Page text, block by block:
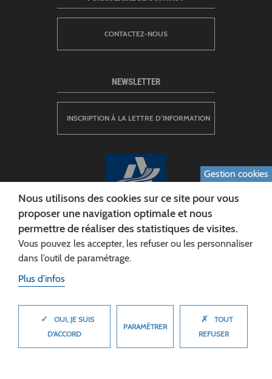
CONSEIL DÉPARTEMENTAL DE L'AISNE
Siège :
CONTACTEZ-NOUS
NEWSLETTER
INSCRIPTION À LA LETTRE D’INFORMATION
Gestion cookies
Nous utilisons des cookies sur ce site pour vous
proposer une navigation optimale et nous
permettre de réaliser des statistiques de visites.
Vous pouvez les accepter, les refuser ou les personnaliser
dans l’outil de paramétrage.
Plus d'infos
✓
OUI, JE SUIS
D'ACCORD
PARAMÈTRER
✗
TOUT
REFUSER
MASQUER